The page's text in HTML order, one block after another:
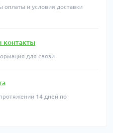
оплаты и условия доставки
контакты
для связи
14 дней по